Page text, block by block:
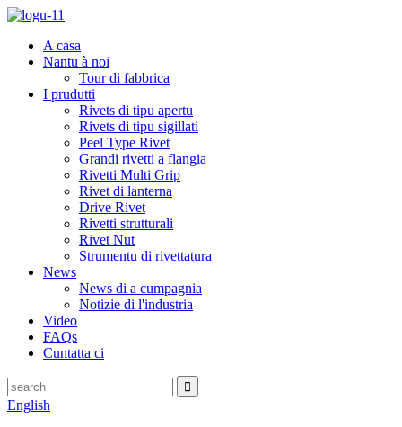
A casa
Nantu à noi
Tour di fabbrica
I prudutti
Rivets di tipu apertu
Rivets di tipu sigillati
Peel Type Rivet
Grandi rivetti a flangia
Rivetti Multi Grip
Rivet di lanterna
Drive Rivet
Rivetti strutturali
Rivet Nut
Strumentu di rivettatura
News
News di a cumpagnia
Notizie di l'industria
Video
FAQs
Cuntatta ci
English